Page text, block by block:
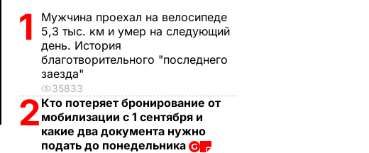
1
Мужчина проехал на велосипеде
5,3 тыс. км и умер на следующий
день. История
благотворительного "последнего
заезда"
35833
2 Кто потеряет бронирование от
мобилизации с 1 сентября и
какие два документа нужно
подать до понедельника